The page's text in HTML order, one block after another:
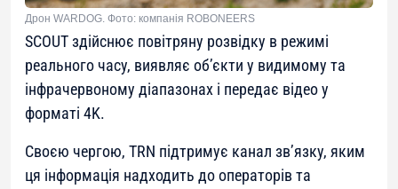
Дрон WARDOG. Фото: компанія ROBONEERS
SCOUT здійснює повітряну розвідку в режимі
реального часу, виявляє об’єкти у видимому та
інфрачервоному діапазонах і передає відео у
форматі 4K.
Своєю чергою, TRN підтримує канал зв’язку, яким
ця інформація надходить до операторів та